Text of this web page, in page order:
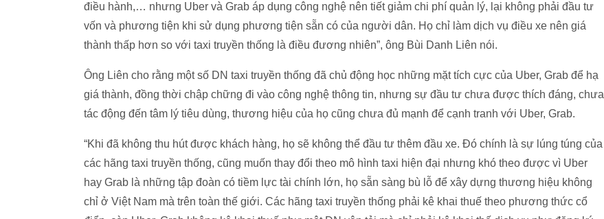
điều hành,… nhưng Uber và Grab áp dụng công nghệ nên tiết giảm chi phí quản lý, lại không phải đầu tư
vốn và phương tiện khi sử dụng phương tiện sẵn có của người dân. Họ chỉ làm dịch vụ điều xe nên giá
thành thấp hơn so với taxi truyền thống là điều đương nhiên”, ông Bùi Danh Liên nói.
Ông Liên cho rằng một số DN taxi truyền thống đã chủ động học những mặt tích cực của Uber, Grab để hạ
giá thành, đồng thời chập chững đi vào công nghệ thông tin, nhưng sự đầu tư chưa được thích đáng, chưa
tác động đến tâm lý tiêu dùng, thương hiệu của họ cũng chưa đủ mạnh để cạnh tranh với Uber, Grab.
“Khi đã không thu hút được khách hàng, họ sẽ không thể đầu tư thêm đầu xe. Đó chính là sự lúng túng của
các hãng taxi truyền thống, cũng muốn thay đổi theo mô hình taxi hiện đại nhưng khó theo được vì Uber
hay Grab là những tập đoàn có tiềm lực tài chính lớn, họ sẵn sàng bù lỗ để xây dựng thương hiệu không
chỉ ở Việt Nam mà trên toàn thế giới. Các hãng taxi truyền thống phải kê khai thuế theo phương thức cổ